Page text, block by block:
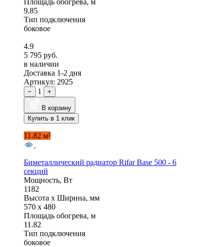
9.85
Тип подключения
боковое
4.9
5 795 руб.
в наличии
Доставка 1-2 дня
Артикул: 2925
− 1 +
В корзину
Купить в 1 клик
11.82 м²
Биметаллический радиатор Rifar Base 500 - 6
секций
Мощность, Вт
1182
Высота x Ширина, мм
570 x 480
Площадь обогрева, м
11.82
Тип подключения
боковое